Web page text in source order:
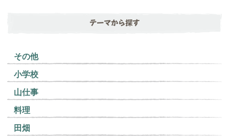
テーマから探す
その他
小学校
山仕事
料理
田畑